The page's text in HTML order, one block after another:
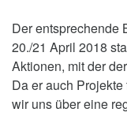
Der entsprechende
20./21 April 2018
Aktionen, mit der
Da er auch
wir uns über eine